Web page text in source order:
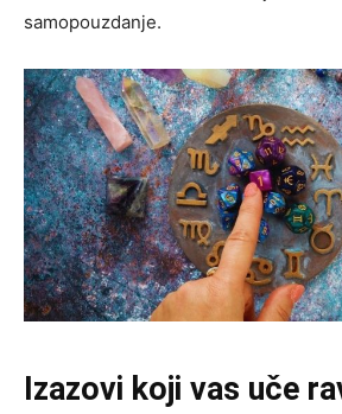
samopouzdanje.
Izazovi koji vas uče